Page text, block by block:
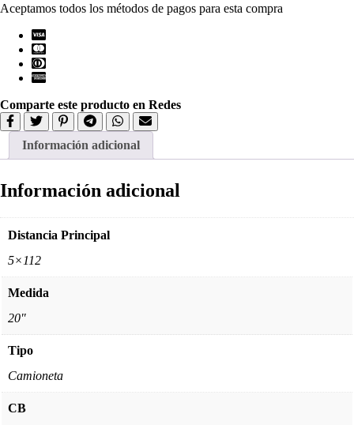
Cb
cantidad
Aceptamos todos los métodos de pagos para esta compra
Comparte este producto en Redes
Información adicional
Información adicional
Distancia Principal
5×112
Medida
20"
Tipo
Camioneta
CB